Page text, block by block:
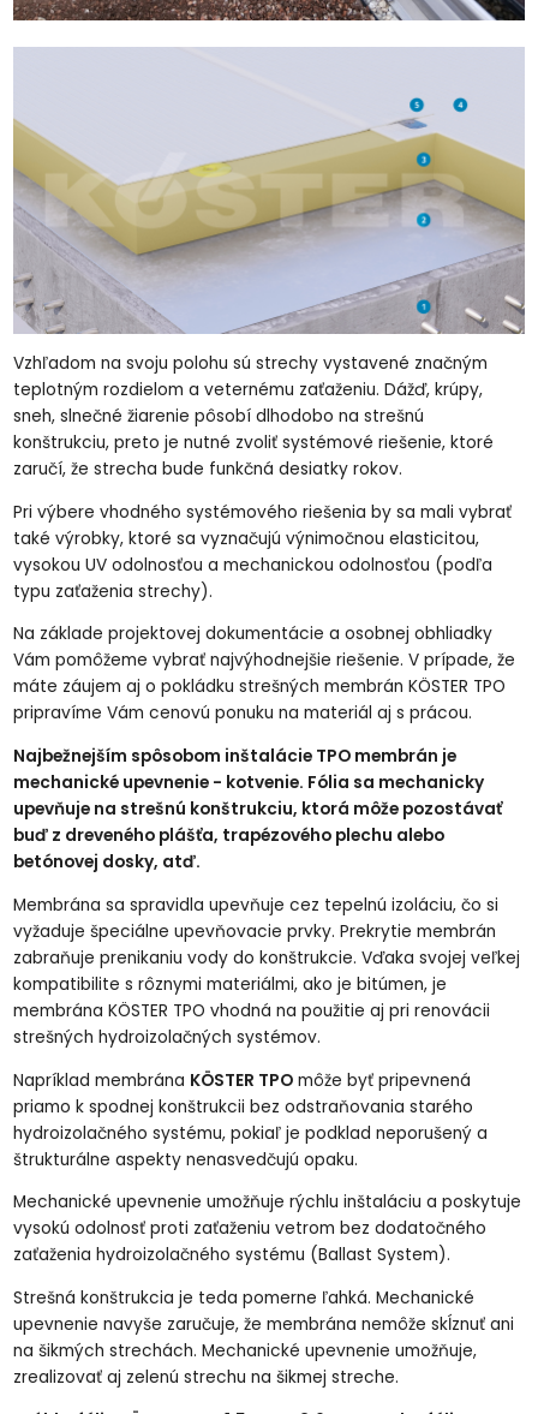
Vzhľadom na svoju polohu sú strechy vystavené značným
teplotným rozdielom a veternému zaťaženiu. Dážď, krúpy,
sneh, slnečné žiarenie pôsobí dlhodobo na strešnú
konštrukciu, preto je nutné zvoliť systémové riešenie, ktoré
zaručí, že strecha bude funkčná desiatky rokov.
Pri výbere vhodného systémového riešenia by sa mali vybrať
také výrobky, ktoré sa vyznačujú výnimočnou elasticitou,
vysokou UV odolnosťou a mechanickou odolnosťou (podľa
typu zaťaženia strechy).
Na základe projektovej dokumentácie a osobnej obhliadky
Vám pomôžeme vybrať najvýhodnejšie riešenie. V prípade, že
máte záujem aj o pokládku strešných membrán KÖSTER TPO
pripravíme Vám cenovú ponuku na materiál aj s prácou.
Najbežnejším spôsobom inštalácie TPO membrán je
mechanické upevnenie - kotvenie. Fólia sa mechanicky
upevňuje na strešnú konštrukciu, ktorá môže pozostávať
buď z dreveného plášťa, trapézového plechu alebo
betónovej dosky, atď.
Membrána sa spravidla upevňuje cez tepelnú izoláciu, čo si
vyžaduje špeciálne upevňovacie prvky. Prekrytie membrán
zabraňuje prenikaniu vody do konštrukcie. Vďaka svojej veľkej
kompatibilite s rôznymi materiálmi, ako je bitúmen, je
membrána KÖSTER TPO vhodná na použitie aj pri renovácii
strešných hydroizolačných systémov.
Napríklad membrána KÖSTER TPO môže byť pripevnená
priamo k spodnej konštrukcii bez odstraňovania starého
hydroizolačného systému, pokiaľ je podklad neporušený a
štrukturálne aspekty nenasvedčujú opaku.
Mechanické upevnenie umožňuje rýchlu inštaláciu a poskytuje
vysokú odolnosť proti zaťaženiu vetrom bez dodatočného
zaťaženia hydroizolačného systému (Ballast System).
Strešná konštrukcia je teda pomerne ľahká. Mechanické
upevnenie navyše zaručuje, že membrána nemôže skĺznuť ani
na šikmých strechách. Mechanické upevnenie umožňuje,
zrealizovať aj zelenú strechu na šikmej streche.